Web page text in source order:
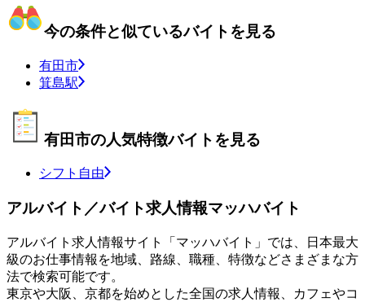
今の条件と似ているバイトを見る
有田市
箕島駅
有田市の人気特徴バイトを見る
シフト自由
アルバイト／バイト求人情報マッハバイト
アルバイト求人情報サイト「マッハバイト」では、日本最大
級のお仕事情報を地域、路線、職種、特徴などさまざまな方
法で検索可能です。
東京や大阪、京都を始めとした全国の求人情報、カフェやコ